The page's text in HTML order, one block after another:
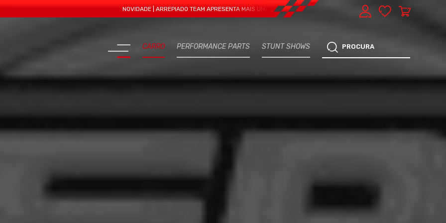
NOVIDADE | ARREPIADO TEAM APRESENTA MAIS UMA VERTENTE - EXPRESS CAR SERVICE, MANUTENÇÃO DO TEU CARRO -
CARRO PERFORMANCE PARTS STUNT SHOWS